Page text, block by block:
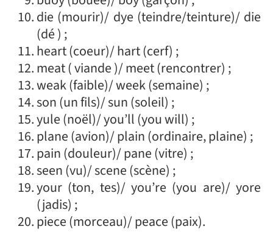
die (mourir)/ dye (teindre/teinture)/ die
(dé ) ;
heart (coeur)/ hart (cerf) ;
meat ( viande )/ meet (rencontrer) ;
weak (faible)/ week (semaine) ;
son (un fils)/ sun (soleil) ;
yule (noël)/ you’ll (you will) ;
plane (avion)/ plain (ordinaire, plaine) ;
pain (douleur)/ pane (vitre) ;
seen (vu)/ scene (scène) ;
your (ton, tes)/ you’re (you are)/ yore
(jadis) ;
piece (morceau)/ peace (paix).